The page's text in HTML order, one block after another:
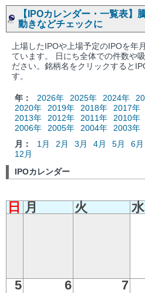
【IPOカレンダー・一覧表】
動きなどチェックに
上場したIPOや上場予定のIPOを年
ています。 日にち全体での件数や
ださい。銘柄名をクリックすると
す。
年： 2026年 2025年 2024年
2020年
2019年 2018年 2017年
2013年
2012年 2011年 2010年
2006年
2005年 2004年 2003年
月：
1月 2月 3月 4月 5月 6月
12月
IPOカレンダー
日 月 火 水
5 6 7